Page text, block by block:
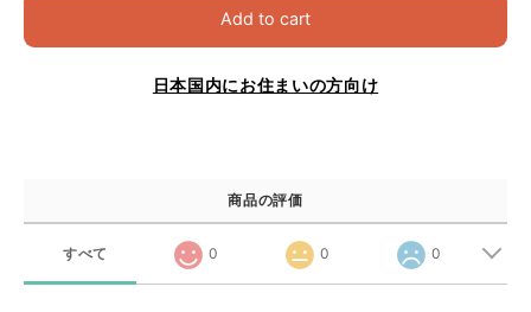
Add to cart
日本国内にお住まいの方向け
商品の評価
すべて 0 0 0